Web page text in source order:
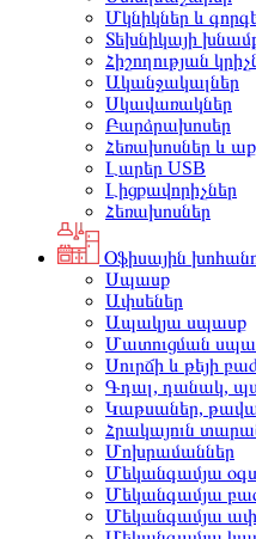
Մկնիկներ և
Տեխնիկայի
Հիշողության
Ականջակալներ
Սկավառակներ
Բարձրախոսեր
Հեռախոսներ և
Լարեր USB
Լիցքավորիչներ
Հեռախոսներ
Օֆիսային
Սպասք
Ափսեներ
Ապակյա սպասք
Մատուցման
Սուրճի և թեյի
Գդալ, դանակ,
Կաթսաներ,
Հրակայուն
Մոխրամաններ
Մեկանգամյա
Մեկանգամյա
Մեկանգամյա